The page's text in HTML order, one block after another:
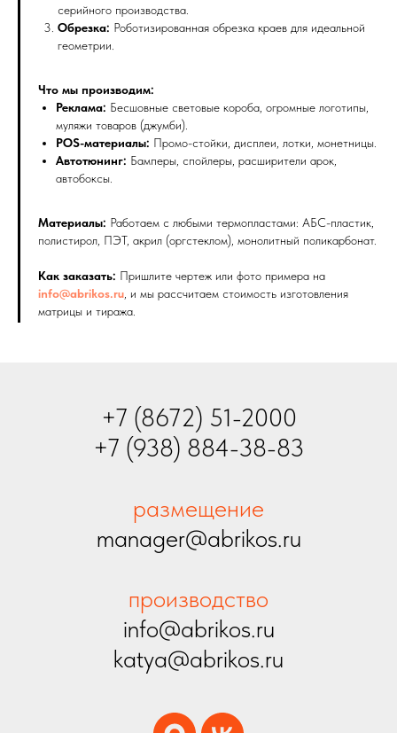
серийного производства.
Обрезка: Роботизированная обрезка краев для идеальной
геометрии.
Что мы производим:
Реклама: Бесшовные световые короба, огромные логотипы,
муляжи товаров (джумби).
POS-материалы: Промо-стойки, дисплеи, лотки, монетницы.
Автотюнинг: Бамперы, спойлеры, расширители арок,
автобоксы.
Материалы: Работаем с любыми термопластами: АБС-пластик,
полистирол, ПЭТ, акрил (оргстеклом), монолитный поликарбонат.
Как заказать: Пришлите чертеж или фото примера на
info@abrikos.ru , и мы рассчитаем стоимость изготовления
матрицы и тиража.
+7 (8672) 51-2000
+7 (938) 884-38-83
размещение
manager@abrikos.ru
производство
info@abrikos.ru
katya@abrikos.ru